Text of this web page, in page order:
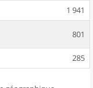
1 941
801
285